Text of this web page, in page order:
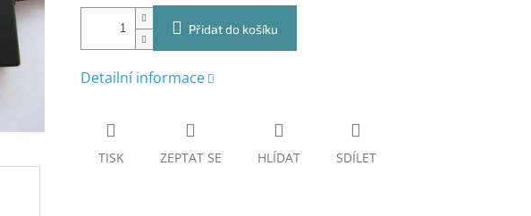
Přidat do košíku
Detailní informace
TISK ZEPTAT SE HLÍDAT SDÍLET